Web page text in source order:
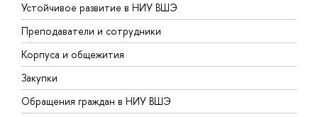
Устойчивое развитие в НИУ ВШЭ
Преподаватели и сотрудники
Корпуса и общежития
Закупки
Обращения граждан в НИУ ВШЭ